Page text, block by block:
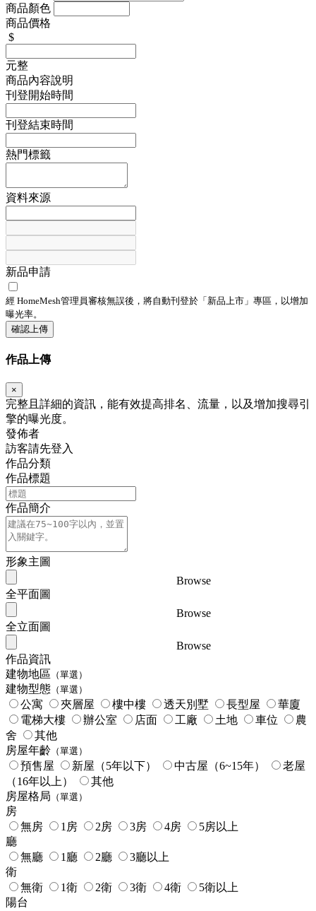
商品顏色
商品價格
$
元整
商品內容說明
刊登開始時間
刊登結束時間
熱門標籤
資料來源
新品申請
經 HomeMesh管理員審核無誤後，將自動刊登於「 新品上市 」專區，以增加
曝光率。
確認上傳
作品上傳
×
完整且詳細的資訊，能有效提高排名、流量，以及增加搜尋引
擎的曝光度。
發佈者
訪客請先登入
作品分類
作品標題
作品簡介
形象主圖
Browse
全平面圖
Browse
全立面圖
Browse
作品資訊
建物地區 （單選）
建物型態 （單選）
公寓 夾層屋 樓中樓 透天別墅 長型屋
華廈
電梯大樓
辦公室 店面 工廠 土地 車位
農
舍
其他
房屋年齡 （單選）
預售屋 新屋（5年以下） 中古屋（6~15年）
老屋
（16年以上）
其他
房屋格局 （單選）
房
無房
1房 2房 3房 4房
5房以上
廳
無廳
1廳 2廳
3廳以上
衛
無衛
1衛 2衛 3衛 4衛
5衛以上
陽台